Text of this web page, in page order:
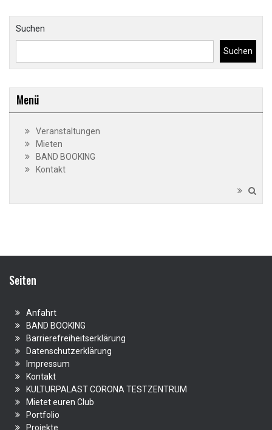
Suchen
Suchen
Menü
Veranstaltungen
Mieten
BAND BOOKING
Kontakt
Seiten
Anfahrt
BAND BOOKING
Barrierefreiheitserklärung
Datenschutzerklärung
Impressum
Kontakt
KULTURPALAST CORONA TESTZENTRUM
Mietet euren Club
Portfolio
Projekte